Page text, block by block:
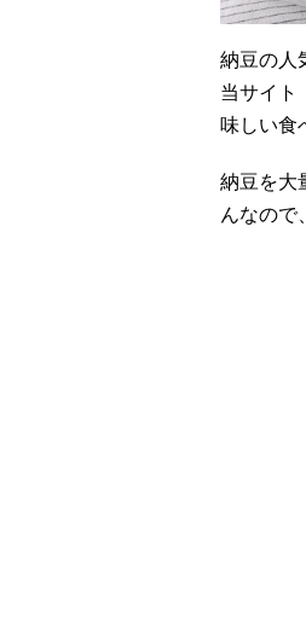
納豆の人
当サイト
味しい食
納豆を大
んなので